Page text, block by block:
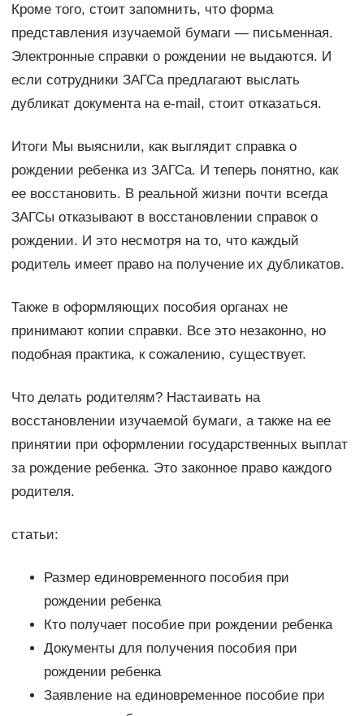
Кроме того, стоит запомнить, что форма
представления изучаемой бумаги — письменная.
Электронные справки о рождении не выдаются. И
если сотрудники ЗАГСа предлагают выслать
дубликат документа на e-mail, стоит отказаться.
Итоги Мы выяснили, как выглядит справка о
рождении ребенка из ЗАГСа. И теперь понятно, как
ее восстановить. В реальной жизни почти всегда
ЗАГСы отказывают в восстановлении справок о
рождении. И это несмотря на то, что каждый
родитель имеет право на получение их дубликатов.
Также в оформляющих пособия органах не
принимают копии справки. Все это незаконно, но
подобная практика, к сожалению, существует.
Что делать родителям? Настаивать на
восстановлении изучаемой бумаги, а также на ее
принятии при оформлении государственных выплат
за рождение ребенка. Это законное право каждого
родителя.
статьи:
Размер единовременного пособия при
рождении ребенка
Кто получает пособие при рождении ребенка
Документы для получения пособия при
рождении ребенка
Заявление на единовременное пособие при